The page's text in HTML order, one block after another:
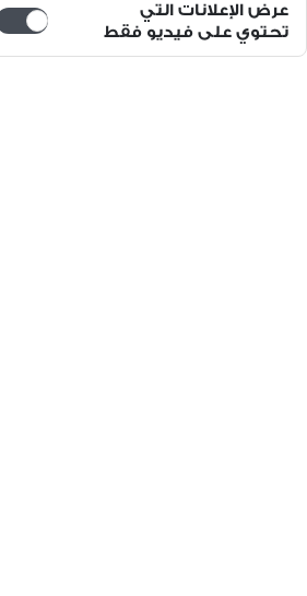
مخزن (11)
تكييف (6)
عرض الإعلانات التي
تحتوي على فيديو فقط